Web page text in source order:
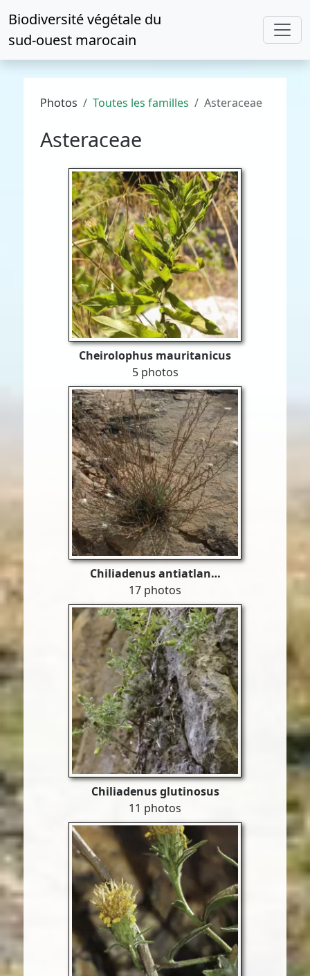
Biodiversité végétale du
sud-ouest marocain
Photos Toutes les familles Asteraceae
Asteraceae
Cheirolophus mauritanicus
5 photos
Chiliadenus antiatlan…
17 photos
Chiliadenus glutinosus
11 photos